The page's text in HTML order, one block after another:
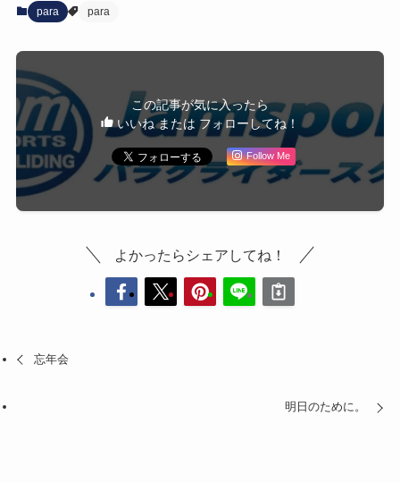
para para
この記事が気に入ったら
いいね または フォローしてね！
Follow Me
よかったらシェアしてね！
忘年会
明日のために。